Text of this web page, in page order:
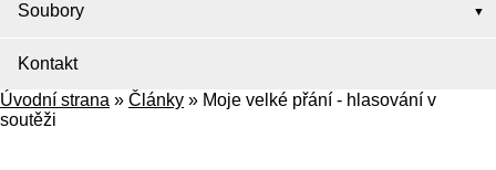
Soubory
Kontakt
Úvodní strana » Články » Moje velké přání - hlasování v
soutěži